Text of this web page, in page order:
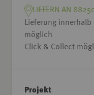
LIEFERN AN
Lieferung
möglich
Click & Collect
Projekt